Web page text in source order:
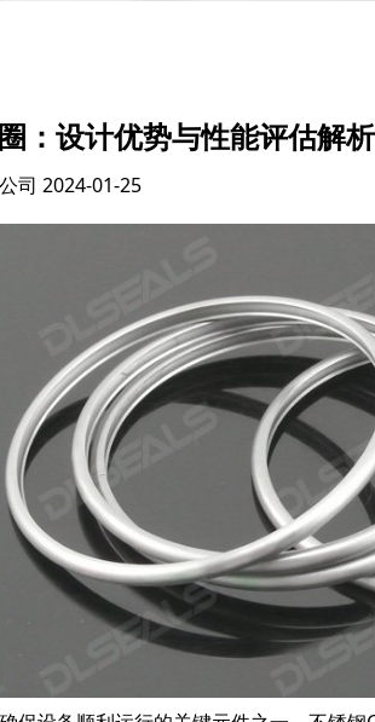
：设计优势与性能评估解析
司 2024-01-25